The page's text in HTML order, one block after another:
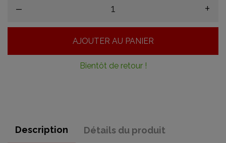
– +
AJOUTER AU PANIER
Bientôt de retour !
Description Détails du produit